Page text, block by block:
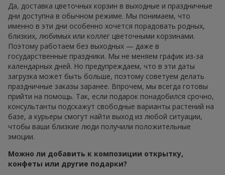
Да, доставка цветочных корзин в выходные и праздничные
дни доступна в обычном режиме. Мы понимаем, что
именно в эти дни особенно хочется порадовать родных,
близких, любимых или коллег цветочными корзинами.
Поэтому работаем без выходных — даже в
государственные праздники. Мы не меняем график из-за
календарных дней. Но предупреждаем, что в эти даты
загрузка может быть больше, поэтому советуем делать
праздничные заказы заранее. Впрочем, мы всегда готовы
прийти на помощь. Так, если подарок понадобился срочно,
консультанты подскажут свободные варианты растений на
базе, а курьеры смогут найти выход из любой ситуации,
чтобы ваши близкие люди получили положительные
эмоции.
Можно ли добавить к композиции открытку,
конфеты или другие подарки?